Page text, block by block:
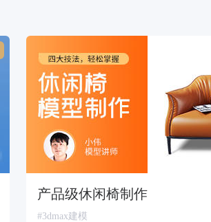
产品级休闲椅制作
#3dmax建模